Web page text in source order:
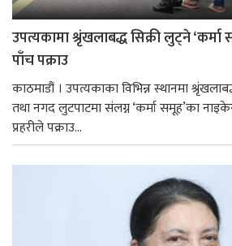
उपत्यकामा श्रृंखलाबद्ध सिक्री लुट्ने
पाँच पक्राउ
काठमाडौं । उपत्यकाका विभिन्न स्थानमा
तथा नगद लुटपाटमा संलग्न ‘कर्मा समूह’का
प्रहरीले पक्राउ...